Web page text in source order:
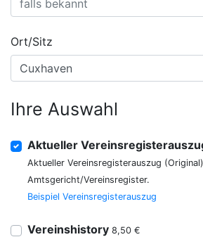
Ort/Sitz
Ihre Auswahl
Aktueller
Aktueller Vereinsregisterauszug
Amtsgericht/Vereinsregister.
Beispiel Vereinsregisterauszug
Vereinshistory 8,50 €